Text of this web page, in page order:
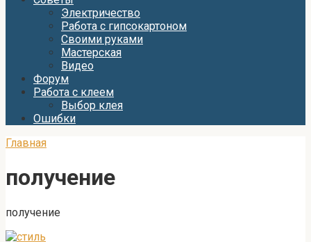
Электричество
Работа с гипсокартоном
Своими руками
Мастерская
Видео
Форум
Работа с клеем
Выбор клея
Ошибки
Главная
получение
получение